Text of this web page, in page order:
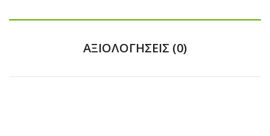
ΑΞΙΟΛΟΓΉΣΕΙΣ (0)